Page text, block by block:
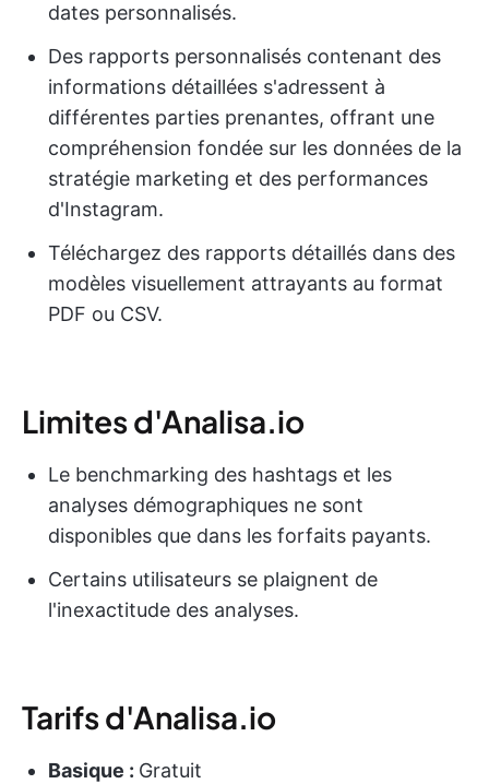
dates personnalisés.
Des rapports personnalisés contenant des
informations détaillées s'adressent à
différentes parties prenantes, offrant une
compréhension fondée sur les données de la
stratégie marketing et des performances
d'Instagram.
Téléchargez des rapports détaillés dans des
modèles visuellement attrayants au format
PDF ou CSV.
Limites d'Analisa.io
Le benchmarking des hashtags et les
analyses démographiques ne sont
disponibles que dans les forfaits payants.
Certains utilisateurs se plaignent de
l'inexactitude des analyses.
Tarifs d'Analisa.io
Basique : Gratuit